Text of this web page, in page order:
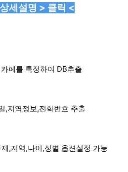
세설명 > 클릭 <
페를 특정하여 DB추출
,지역정보,전화번호 추출
,지역,나이,성별 옵션설정 가능